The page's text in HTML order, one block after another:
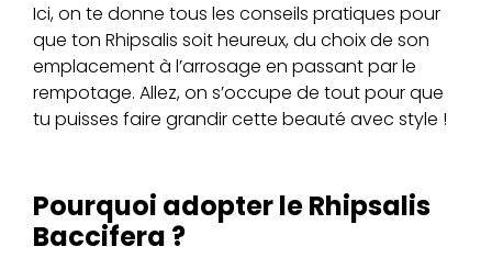
Ici, on te donne tous les conseils pratiques pour
que ton Rhipsalis soit heureux, du choix de son
emplacement à l’arrosage en passant par le
rempotage. Allez, on s’occupe de tout pour que
tu puisses faire grandir cette beauté avec style !
Pourquoi adopter le Rhipsalis
Baccifera ?